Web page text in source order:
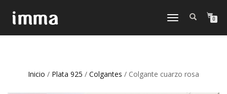
CAMBIAR
0
Inicio / Plata 925 / Colgantes / Colgante cuarzo rosa